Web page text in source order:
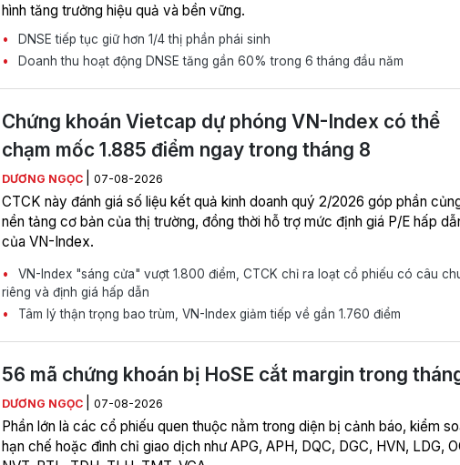
hình tăng trưởng hiệu quả và bền vững.
DNSE tiếp tục giữ hơn 1/4 thị phần phái sinh
Doanh thu hoạt động DNSE tăng gần 60% trong 6 tháng đầu năm
Chứng khoán Vietcap dự phóng VN-Index có thể
chạm mốc 1.885 điểm ngay trong tháng 8
DƯƠNG NGỌC 07-08-2026
CTCK này đánh giá số liệu kết quả kinh doanh quý 2/2026 góp phần
nền tảng cơ bản của thị trường, đồng thời hỗ trợ mức định giá P/E hấp
của VN-Index.
VN-Index "sáng cửa" vượt 1.800 điểm, CTCK chỉ ra loạt cổ phiếu có câu
riêng và định giá hấp dẫn
Tâm lý thận trọng bao trùm, VN-Index giảm tiếp về gần 1.760 điểm
56 mã chứng khoán bị HoSE cắt margin trong
DƯƠNG NGỌC 07-08-2026
Phần lớn là các cổ phiếu quen thuộc nằm trong diện bị cảnh báo, kiểm
hạn chế hoặc đình chỉ giao dịch như APG, APH, DQC, DGC, HVN, LDG,